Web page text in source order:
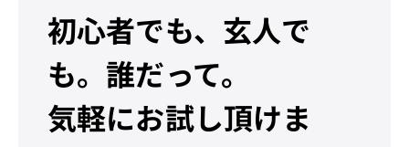
初心者でも、玄人で
も。誰だって。
気軽にお試し頂けま